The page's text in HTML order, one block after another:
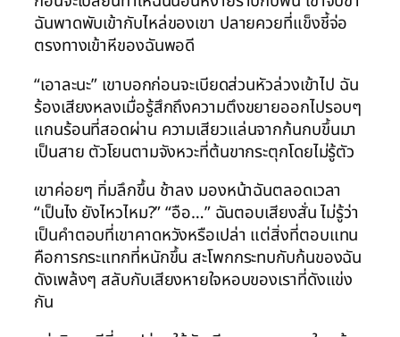
ฉันพาดพับเข้ากับไหล่ของเขา ปลายควยที่แข็งชี้จ่อ
ตรงทางเข้าหีของฉันพอดี
“เอาละนะ” เขาบอกก่อนจะเบียดส่วนหัวล่วงเข้าไป ฉัน
ร้องเสียงหลงเมื่อรู้สึกถึงความตึงขยายออกไปรอบๆ
แกนร้อนที่สอดผ่าน ความเสียวแล่นจากก้นกบขึ้นมา
เป็นสาย ตัวโยนตามจังหวะที่ต้นขากระตุกโดยไม่รู้ตัว
เขาค่อยๆ ทิ่มลึกขึ้น ช้าลง มองหน้าฉันตลอดเวลา
“เป็นไง ยังไหวไหม?” “อือ…” ฉันตอบเสียงสั่น ไม่รู้ว่า
เป็นคำตอบที่เขาคาดหวังหรือเปล่า แต่สิ่งที่ตอบแทน
คือการกระแทกที่หนักขึ้น สะโพกกระทบกับก้นของฉัน
ดังเพล้งๆ สลับกับเสียงหายใจหอบของเราที่ดังแข่ง
กัน